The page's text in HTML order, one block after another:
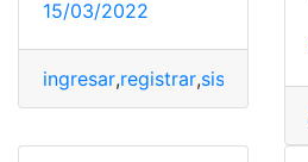
15/03/2022
ingresar,registrar,sistema